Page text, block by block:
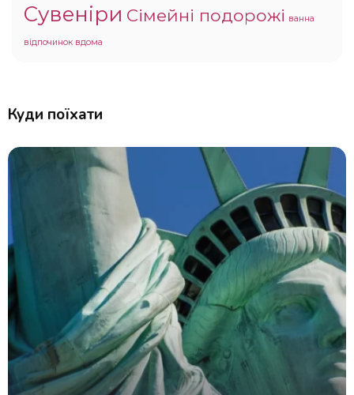
Сувеніри Сімейні подорожі ванна
відпочинок вдома
Куди поїхати